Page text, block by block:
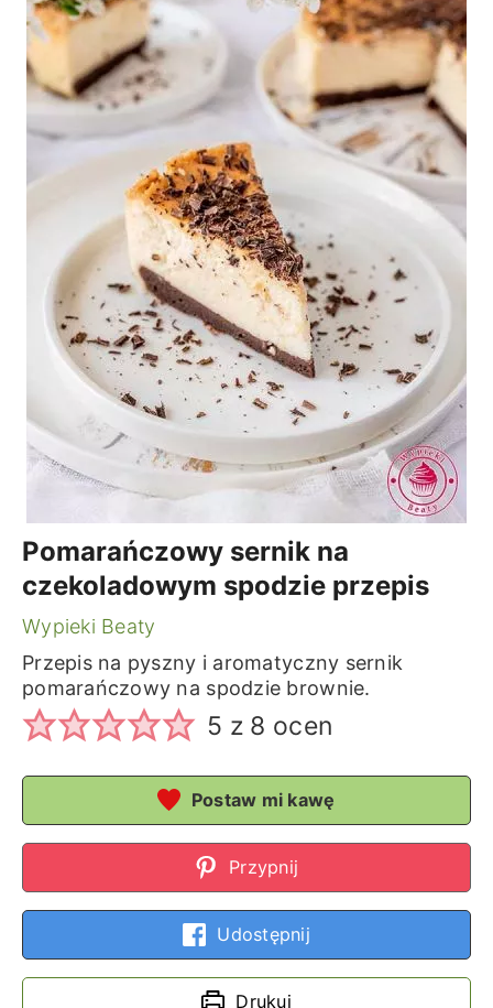
Pomarańczowy sernik na
czekoladowym spodzie przepis
Wypieki Beaty
Przepis na pyszny i aromatyczny sernik
pomarańczowy na spodzie brownie.
5 z 8 ocen
Postaw mi kawę
Przypnij
Udostępnij
Drukuj